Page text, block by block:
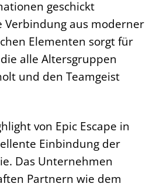
geschickt
Verbindung aus moderner
Elementen sorgt für
alle Altersgruppen
und den Teamgeist
von Epic Escape in
Einbindung der
Das Unternehmen
Partnern wie dem